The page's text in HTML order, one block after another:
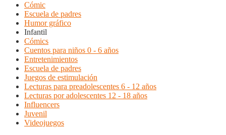
Cómic
Escuela de padres
Humor gráfico
Infantil
Cómics
Cuentos para niños 0 - 6 años
Entretenimientos
Escuela de padres
Juegos de estimulación
Lecturas para preadolescentes 6 - 12 años
Lecturas por adolescentes 12 - 18 años
Influencers
Juvenil
Videojuegos